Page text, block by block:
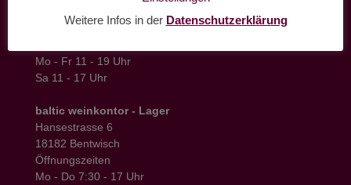
Tel.: 0381 37 50 77 22
Mo - Fr 11 - 19 Uhr
Sa 11 - 17 Uhr
baltic weinkontor - Lager
Hansestrasse 6
18182 Bentwisch
Öffnungszeiten
Mo - Do 7:30 - 17 Uhr
Weitere Infos in der Datenschutzerklärung